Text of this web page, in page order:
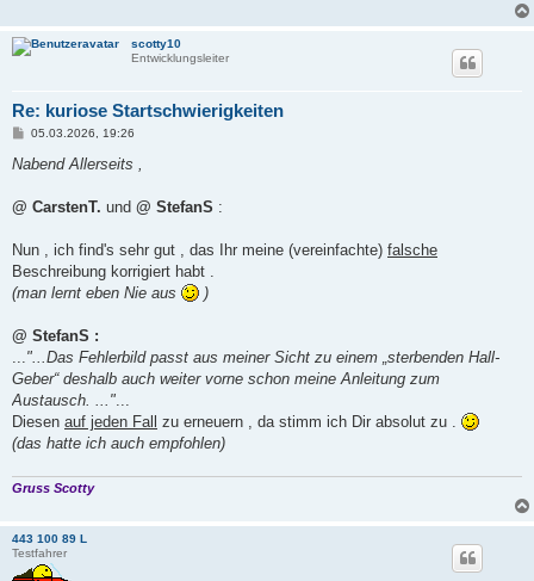
scotty10
Entwicklungsleiter
Re: kuriose Startschwierigkeiten
B
i
a
05.03.2026, 19:26
Nabend Allerseits ,
@ CarstenT. und @ StefanS :
Nun , ich find's sehr gut , das Ihr meine (vereinfachte) falsche
Beschreibung korrigiert habt .
(man lernt eben Nie aus
)
@ StefanS :
..."...Das Fehlerbild passt aus meiner Sicht zu einem „sterbenden Hall-
Geber“ deshalb auch weiter vorne schon meine Anleitung zum
Austausch. ..."...
Diesen auf jeden Fall zu erneuern , da stimm ich Dir absolut zu .
(das hatte ich auch empfohlen)
Gruss Scotty
443 100 89 L
Testfahrer